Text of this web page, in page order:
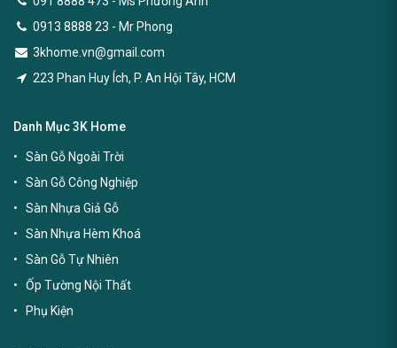
0913 8888 23 - Mr Phong
3khome.vn@gmail.com
223 Phan Huy Ích, P. An Hội Tây, HCM
Danh Mục 3K Home
Sàn Gỗ Ngoài Trời
Sàn Gỗ Công Nghiệp
Sàn Nhựa Giả Gỗ
Sàn Nhựa Hèm Khoá
Sàn Gỗ Tự Nhiên
Ốp Tường Nội Thất
Phụ Kiện